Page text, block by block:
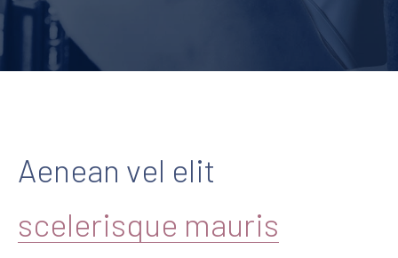
Aenean vel elit
scelerisque mauris